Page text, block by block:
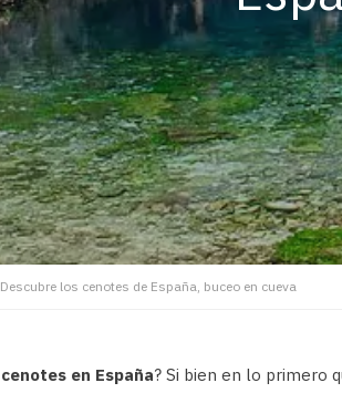
Descubre los cenotes de España, buceo en cueva
cenotes en España? Si bien en lo primero